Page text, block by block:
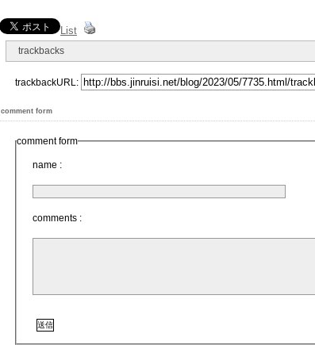
List
trackbacks
trackbackURL:
comment form
comment form
name :
comments :